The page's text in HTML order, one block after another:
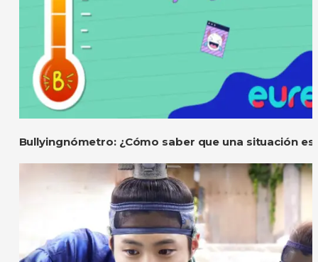
Bullyingnómetro: ¿Cómo saber que una situación es